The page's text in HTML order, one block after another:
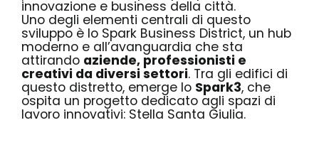
innovazione e business della città.
Uno degli elementi centrali di questo
sviluppo è lo Spark Business District, un hub
moderno e all’avanguardia che sta
attirando aziende, professionisti e
creativi da diversi settori. Tra gli edifici di
questo distretto, emerge lo Spark3, che
ospita un progetto dedicato agli spazi di
lavoro innovativi: Stella Santa Giulia.